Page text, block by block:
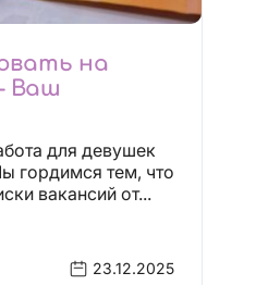
на
Ваш
для девушек
гордимся тем, что
вакансий от...
23.12.2025